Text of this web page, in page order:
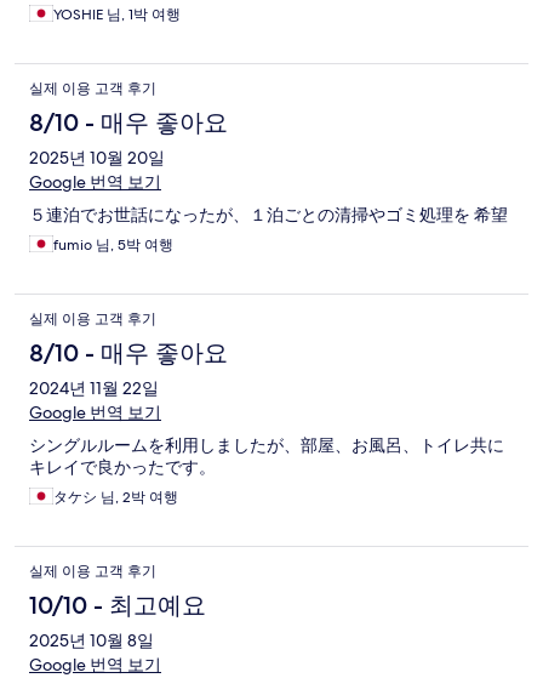
YOSHIE 님, 1박 여행
실제 이용 고객 후기
8/10 - 매우 좋아요
2025년 10월 20일
Google 번역 보기
５連泊でお世話になったが、１泊ごとの清掃やゴミ処理を 希望
fumio 님, 5박 여행
실제 이용 고객 후기
8/10 - 매우 좋아요
2024년 11월 22일
Google 번역 보기
シングルルームを利用しましたが、部屋、お風呂、トイレ共に
キレイで良かったです。
タケシ 님, 2박 여행
실제 이용 고객 후기
10/10 - 최고예요
2025년 10월 8일
Google 번역 보기